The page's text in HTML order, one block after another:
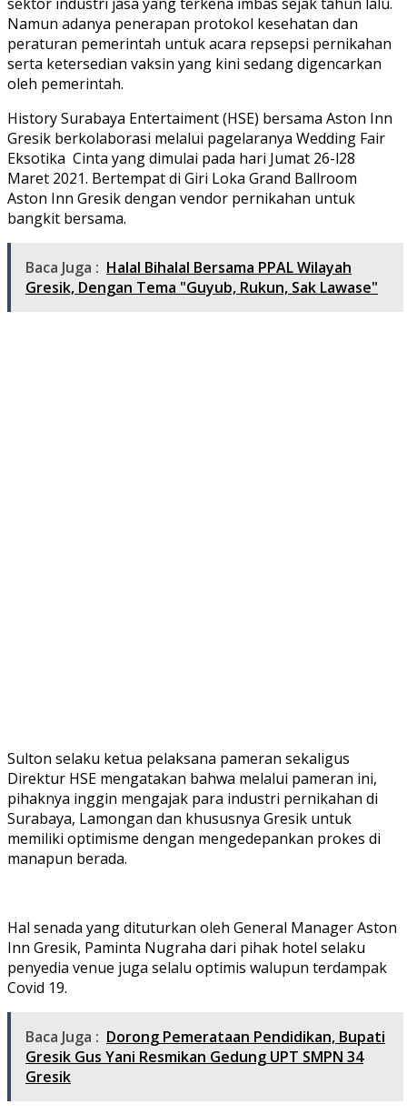
Namun adanya penerapan protokol kesehatan dan
peraturan pemerintah untuk acara repsepsi pernikahan
serta ketersedian vaksin yang kini sedang digencarkan
oleh pemerintah.
History Surabaya Entertaiment (HSE) bersama Aston Inn
Gresik berkolaborasi melalui pagelaranya Wedding Fair
Eksotika Cinta yang dimulai pada hari Jumat 26-l28
Maret 2021. Bertempat di Giri Loka Grand Ballroom
Aston Inn Gresik dengan vendor pernikahan untuk
bangkit bersama.
Baca Juga : Halal Bihalal Bersama PPAL Wilayah
Gresik, Dengan Tema "Guyub, Rukun, Sak Lawase"
Sulton selaku ketua pelaksana pameran sekaligus
Direktur HSE mengatakan bahwa melalui pameran ini,
pihaknya inggin mengajak para industri pernikahan di
Surabaya, Lamongan dan khususnya Gresik untuk
memiliki optimisme dengan mengedepankan prokes di
manapun berada.
Hal senada yang dituturkan oleh General Manager Aston
Inn Gresik, Paminta Nugraha dari pihak hotel selaku
penyedia venue juga selalu optimis walupun terdampak
Covid 19.
Baca Juga : Dorong Pemerataan Pendidikan, Bupati
Gresik Gus Yani Resmikan Gedung UPT SMPN 34
Gresik